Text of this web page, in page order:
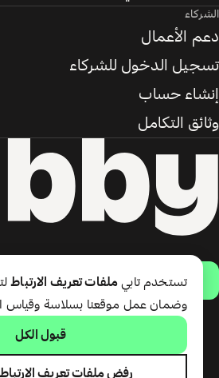
حمّل التطبيق
تقدّم شركة تابي ذ.م.م خدمة
الشركاء
دعم الأعمال
تسجيل الدخول للشركاء
إنشاء حساب
وثائق التكامل
تستخدم تابي ملفات تعريف الارتباط
وضمان عمل موقعنا بسلاسة وقياس
قبول الكل
رفض ملفات تعريف الارتباط